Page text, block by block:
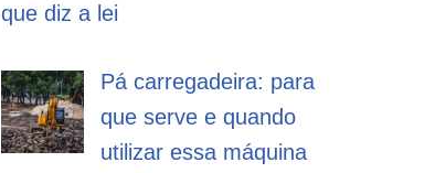
que diz a lei
Pá carregadeira: para
que serve e quando
utilizar essa máquina